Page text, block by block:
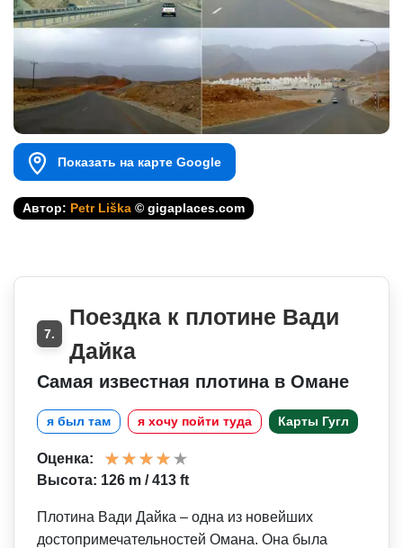
Показать на карте Google
Автор: Petr Liška © gigaplaces.com
7.
Поездка к плотине Вади
Дайка
Самая известная плотина в Омане
я был там я хочу пойти туда Карты Гугл
Оценка:
Высота: 126 m / 413 ft
Плотина Вади Дайка – одна из новейших
достопримечат­ельностей Омана. Она была